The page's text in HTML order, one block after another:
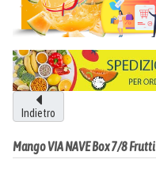
Indietro
Mango VIA NAVE Box 7/8 Frutti